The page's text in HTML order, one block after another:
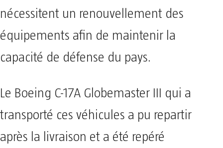
nécessitent un renouvellement des
équipements afin de maintenir la
capacité de défense du pays.
Le Boeing C-17A Globemaster III qui a
transporté ces véhicules a pu repartir
après la livraison et a été repéré